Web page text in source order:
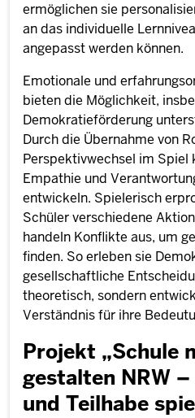
ermöglichen sie
an das individuelle
angepasst werden können.
Emotionale und
bieten die Möglichkeit,
Demokratieförderung
Durch die Übernahme von
Perspektivwechsel im Spiel
Empathie und
entwickeln. Spielerisch
Schüler verschiedene
handeln Konflikte aus, um
finden. So erleben sie
gesellschaftliche
theoretisch, sondern
Verständnis für ihre
Projekt „Schule
gestalten NRW
und Teilhabe